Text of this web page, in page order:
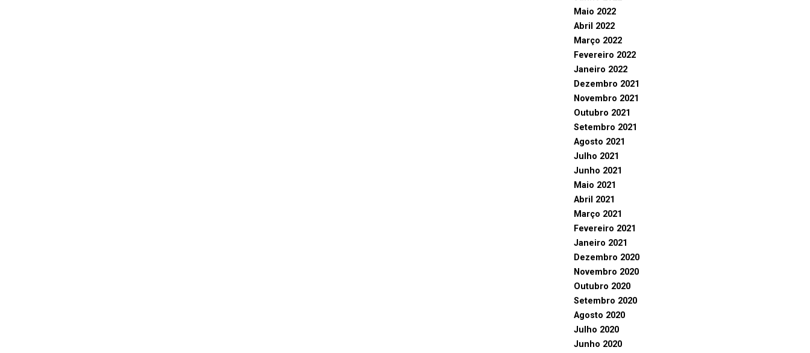
Maio 2022
Abril 2022
Março 2022
Fevereiro 2022
Janeiro 2022
Dezembro 2021
Novembro 2021
Outubro 2021
Setembro 2021
Agosto 2021
Julho 2021
Junho 2021
Maio 2021
Abril 2021
Março 2021
Fevereiro 2021
Janeiro 2021
Dezembro 2020
Novembro 2020
Outubro 2020
Setembro 2020
Agosto 2020
Julho 2020
Junho 2020